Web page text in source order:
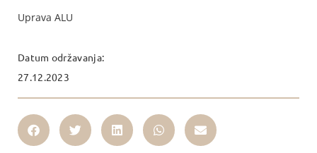
Uprava ALU
Datum održavanja:
27.12.2023